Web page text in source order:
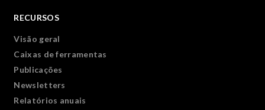
RECURSOS
Visão geral
Caixas de ferramentas
Publicações
Newsletters
Relatórios anuais